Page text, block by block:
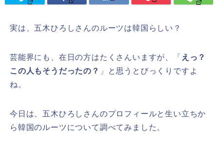
実は、五木ひろしさんのルーツは韓国らしい？
芸能界にも、在日の方はたくさんいますが、「 えっ？
この人もそうだったの？ 」と思うとびっくりですよ
ね。
今日は、五木ひろしさんのプロフィールと生い立ちか
ら韓国のルーツについて調べてみました。